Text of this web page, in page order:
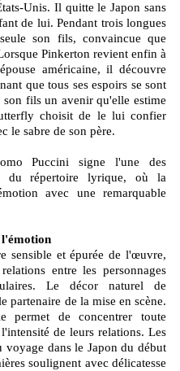
Unis. Il quitte le Japon sans
de lui. Pendant trois longues
son fils, convaincue que
Pinkerton revient enfin à
américaine, il découvre
que tous ses espoirs se sont
fils un avenir qu'elle estime
choisit de le lui confier
le sabre de son père.
Puccini signe l'une des
du répertoire lyrique, où la
avec une remarquable
l'émotion
sensible et épurée de l'œuvre,
entre les personnages
Le décor naturel de
partenaire de la mise en scène.
permet de concentrer toute
de leurs relations. Les
voyage dans le Japon du début
soulignent avec délicatesse